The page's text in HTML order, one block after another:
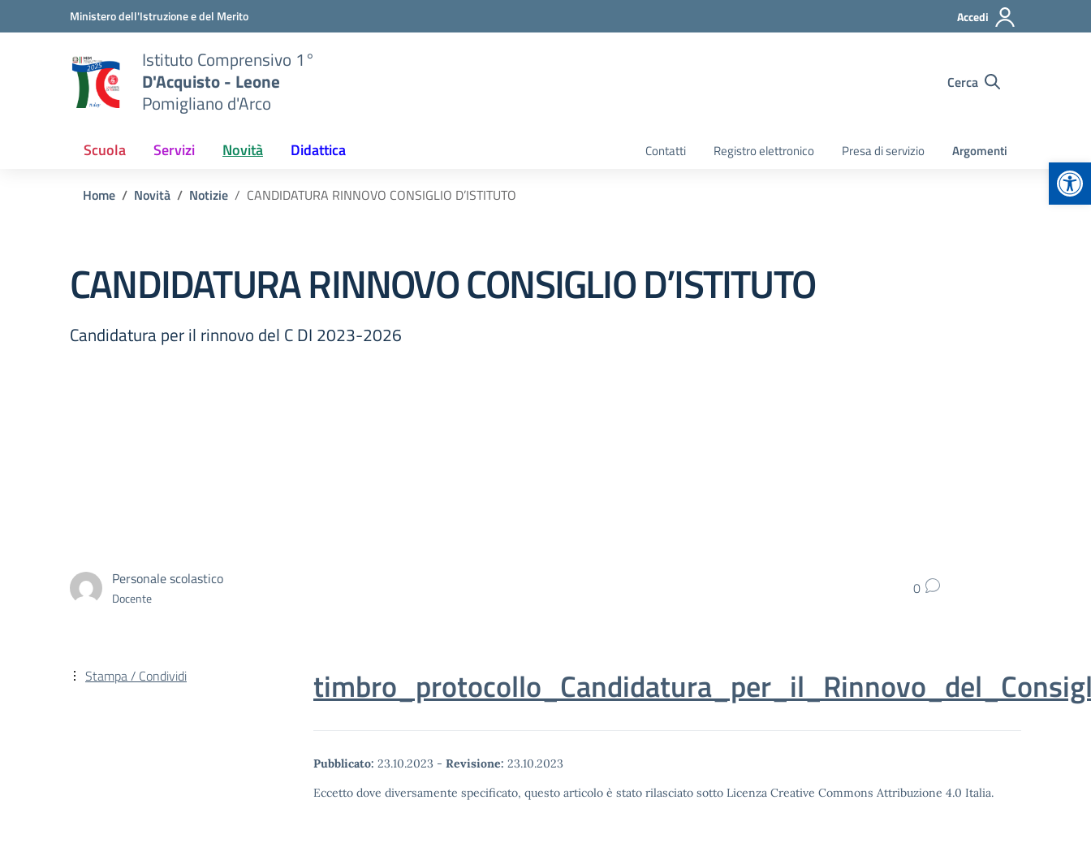
Vai ai contenuti
Vai al menu di navigazioneMinistero dell'Istruzione e del Merito Accedi
Istituto Comprensivo 1°
D'Acquisto - Leone
Pomigliano d'Arco
Cerca
Scuola Servizi Novità Didattica Contatti Registro elettronico Presa di servizio Argomenti
Home Novità Notizie CANDIDATURA RINNOVO CONSIGLIO D’ISTITUTO
CANDIDATURA RINNOVO CONSIGLIO D’ISTITUTO
Candidatura per il rinnovo del C DI 2023-2026
Personale scolastico
Docente 0
Pubblicato: 23.10.2023 - Revisione: 23.10.2023
Eccetto dove diversamente specificato, questo articolo è stato rilasciato sotto Licenza Creative Commons Attribuzione 4.0 Italia.
Stampa / Condividi